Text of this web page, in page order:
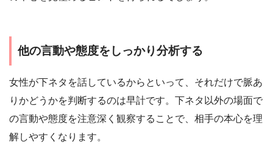
他の言動や態度をしっかり分析する
女性が下ネタを話しているからといって、それだけで脈あ
りかどうかを判断するのは早計です。下ネタ以外の場面で
の言動や態度を注意深く観察することで、相手の本心を理
解しやすくなります。